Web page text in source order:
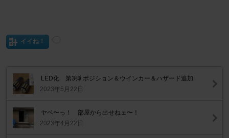
イイね！
LED化 第3弾 ポジション＆ウインカー＆ハザード追加
2023年5月22日
ヤベ〜っ！ 部屋から出せねェ〜！
2023年4月22日